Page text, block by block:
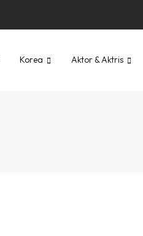
Korea Aktor & Aktris